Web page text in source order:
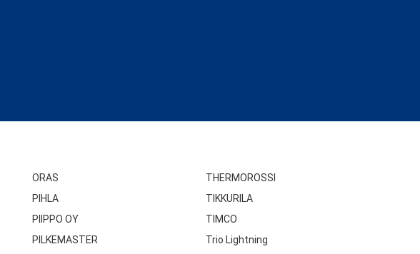
ORAS
PIHLA
PIIPPO OY
PILKEMASTER
THERMOROSSI
TIKKURILA
TIMCO
Trio Lightning